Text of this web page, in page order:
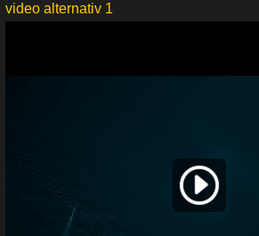
video alternativ 1